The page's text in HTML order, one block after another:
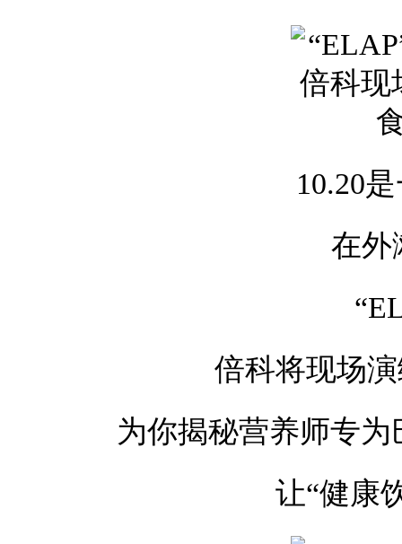
10.20
在外
倍科将现场
为你揭秘营养师专
让“健康